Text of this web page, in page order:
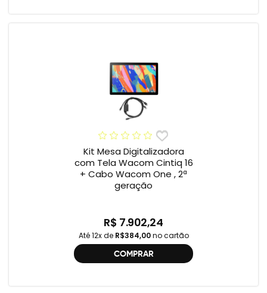
Kit Mesa Digitalizadora
com Tela Wacom Cintiq 16
+ Cabo Wacom One , 2ª
geração
R$ 7.902,24
Até 12x de R$384,00no cartão
COMPRAR